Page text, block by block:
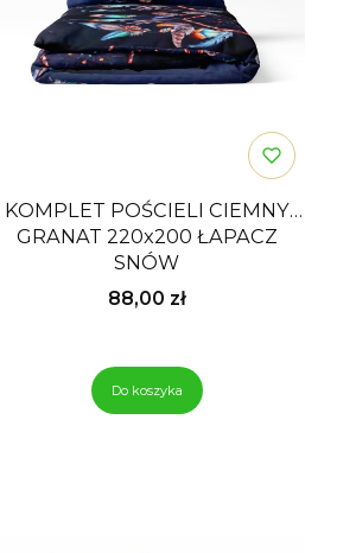
KOMPLET POŚCIELI CIEMNY
GRANAT 220x200 ŁAPACZ
SNÓW
Cena
88,00 zł
Do koszyka